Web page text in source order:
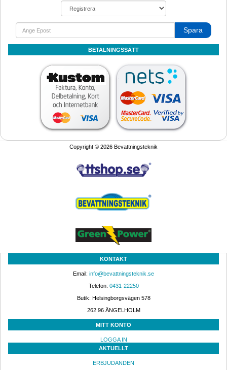
Spara
BETALNINGSSÄTT
Copyright © 2026 Bevattningsteknik
KONTAKT
Email: info@bevattningsteknik.se
Telefon: 0431-22250
Butik: Helsingborgsvägen 578
262 96 ÄNGELHOLM
MITT KONTO
LOGGA IN
AKTUELLT
ERBJUDANDEN